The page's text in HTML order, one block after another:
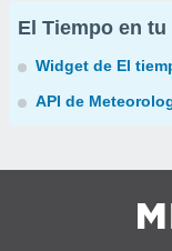
El Tiempo en tu
Widget de El
API de